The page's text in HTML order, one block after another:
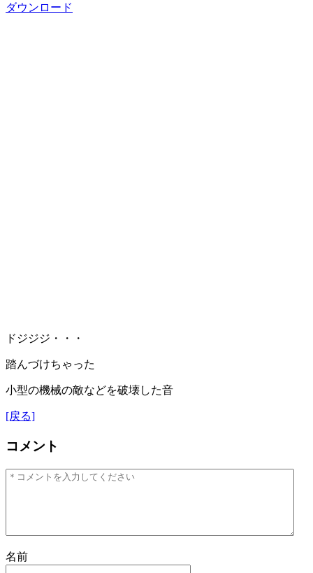
ダウンロード
ドジジジ・・・
踏んづけちゃった
小型の機械の敵などを破壊した音
[戻る]
コメント
名前